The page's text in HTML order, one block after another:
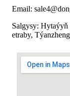
Email:
Salgysy: Hytaýyň
etraby,